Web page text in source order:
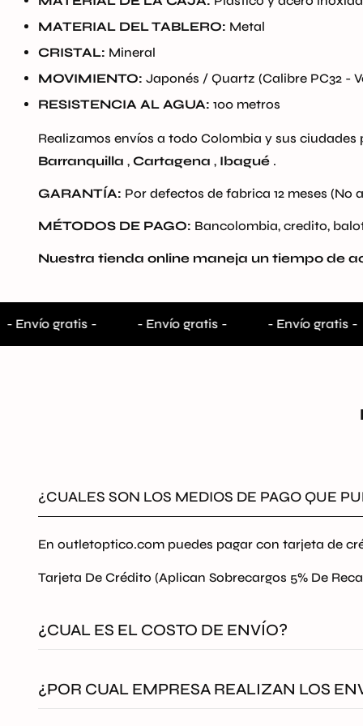
MATERIAL DEL TABLERO: Metal
CRISTAL: Mineral
MOVIMIENTO: Japonés / Quartz (Calibre PC32 -
RESISTENCIA AL AGUA: 100 metros
Realizamos envíos a todo Colombia y sus
Barranquilla , Cartagena , Ibagué .
GARANTÍA: Por defectos de fabrica 12 meses (No
MÉTODOS DE PAGO: Bancolombia, credito,
Nuestra tienda online maneja un tiempo de
- Envío gratis - - Envío gratis - - Envío gratis -
¿CUALES SON LOS MEDIOS DE PAGO QUE
En outletoptico.com puedes pagar con tarjeta de
Tarjeta De Crédito (Aplican Sobrecargos 5% De
¿CUAL ES EL COSTO DE ENVÍO?
¿POR CUAL EMPRESA REALIZAN LOS